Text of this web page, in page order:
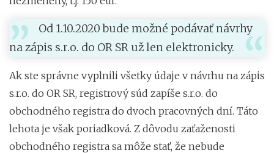
Od 1.10.2020 bude možné podávať návrhy
na zápis s.r.o. do OR SR už len elektronicky.
Ak ste správne vyplnili všetky údaje v návrhu na zápis
s.r.o. do OR SR, registrový súd zapíše s.r.o. do
obchodného registra do dvoch pracovných dní. Táto
lehota je však poriadková. Z dôvodu zaťaženosti
obchodného registra sa môže stať, že nebude